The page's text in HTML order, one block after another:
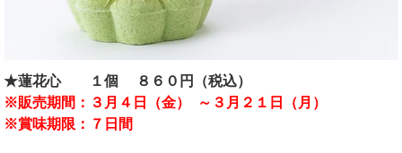
★蓮花心 １個 ８６０円（税込）
※販売期間： ３月４日（金） ～３月２１日（月）
※賞味期限：７日間